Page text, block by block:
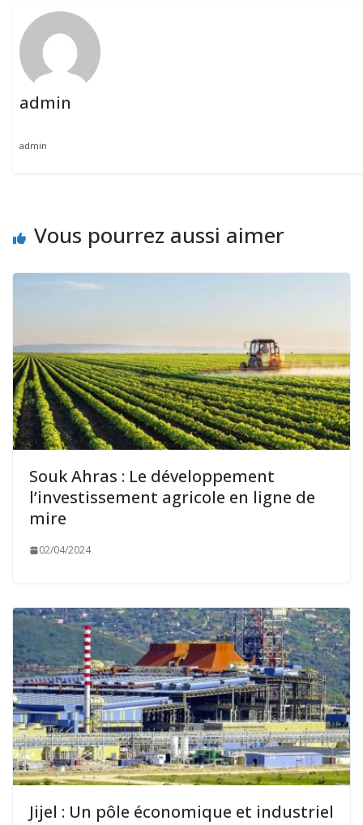
admin
admin
Vous pourrez aussi aimer
Souk Ahras : Le développement
l’investissement agricole en ligne de
mire
02/04/2024
Jijel : Un pôle économique et industriel